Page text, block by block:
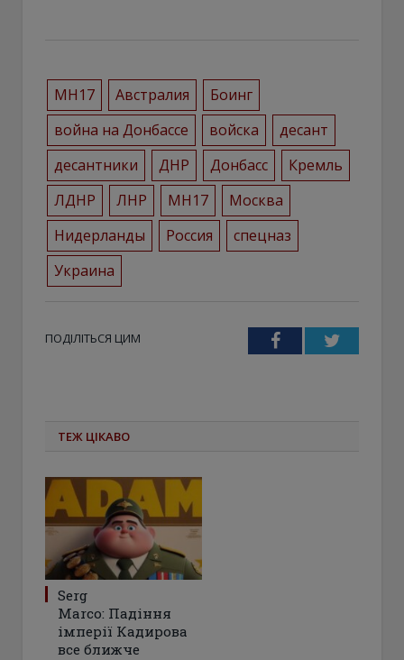
MH17 Австралия
Боинг
война на Донбассе
войска
десант
десантники
ДНР Донбасс
Кремль
ЛДНР
ЛНР МН17
Москва
Нидерланды
Россия
спецназ
Украина
ПОДІЛІТЬСЯ ЦИМ FacebookTwitter
ТЕЖ ЦІКАВО
Serg
Marco: Падіння
імперії Кадирова
все ближче